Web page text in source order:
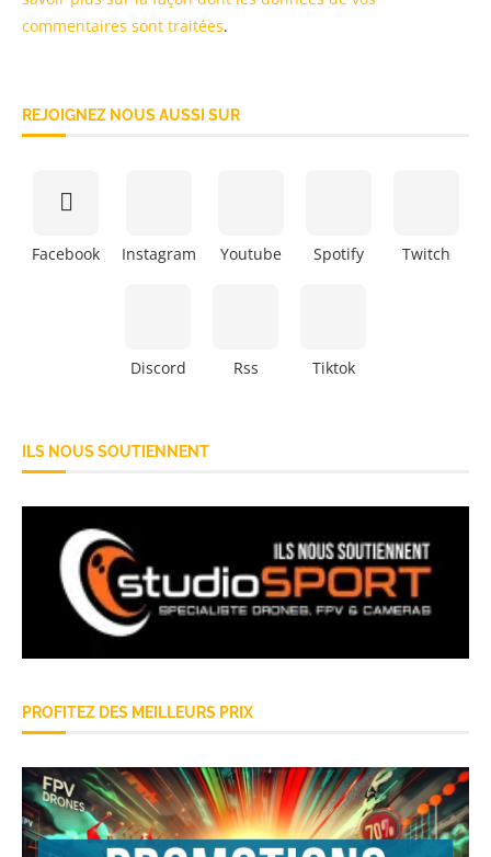
commentaires sont traitées.
REJOIGNEZ NOUS AUSSI SUR
Facebook Instagram Youtube Spotify Twitch
Discord Rss Tiktok
ILS NOUS SOUTIENNENT
PROFITEZ DES MEILLEURS PRIX